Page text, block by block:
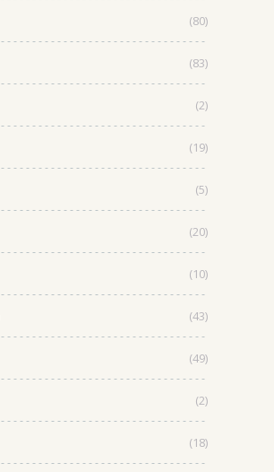
(80)
(83)
(2)
(19)
(5)
(20)
(10)
(43)
(49)
(2)
(18)